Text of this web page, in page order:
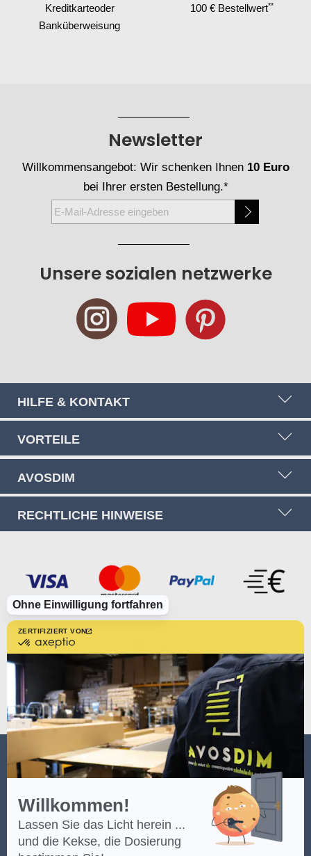
ZERTIFIZIERT VON
-
Erfahren
Sie
mehr
über
Willkommen!
Lassen Sie das Licht herein ...
und die Kekse, die Dosierung
Ohne Einwilligung fortfahren
Kreditkarteoder
Banküberweisung
100 € Bestellwert**
Unsere sozialen netzwerke
Newsletter
Willkommensangebot: Wir schenken Ihnen 10 Euro
bei Ihrer ersten Bestellung.*
Melden
Sie
unseren
HILFE & KONTAKT
VORTEILE
AVOSDIM
RECHTLICHE HINWEISE
AVOSDIM
(*) Klicken Sie hier, um die Bedingungen des Angebots einzusehen.